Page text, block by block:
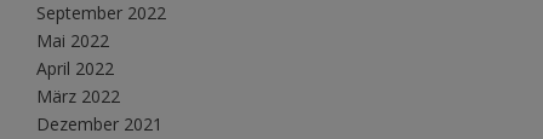
September 2022
Mai 2022
April 2022
März 2022
Dezember 2021